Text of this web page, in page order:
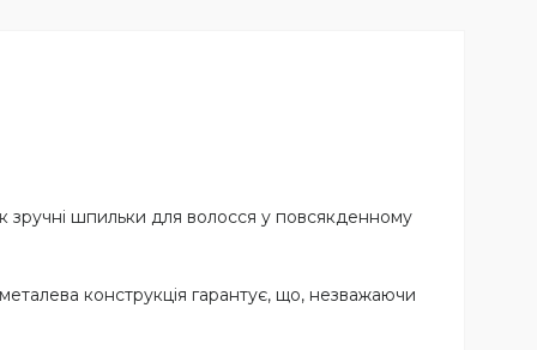
зручні шпильки для волосся у повсякденному
конструкція гарантує, що, незважаючи